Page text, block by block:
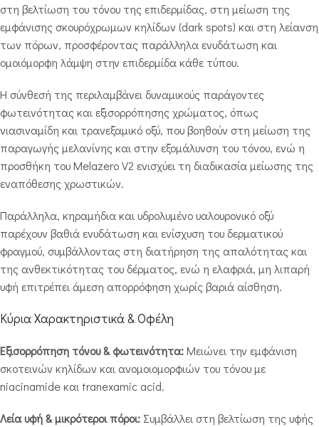
στη βελτίωση του τόνου της επιδερμίδας, στη μείωση της
εμφάνισης σκουρόχρωμων κηλίδων (dark spots) και στη λείανση
των πόρων, προσφέροντας παράλληλα ενυδάτωση και
ομοιόμορφη λάμψη στην επιδερμίδα κάθε τύπου.
Η σύνθεσή της περιλαμβάνει δυναμικούς παράγοντες
φωτεινότητας και εξισορρόπησης χρώματος, όπως
νιασιναμίδη και τρανεξαμικό οξύ, που βοηθούν στη μείωση της
παραγωγής μελανίνης και στην εξομάλυνση του τόνου, ενώ η
προσθήκη του Melazero V2 ενισχύει τη διαδικασία μείωσης της
εναπόθεσης χρωστικών.
Παράλληλα, κηραμήδια και υδρολυμένο υαλουρονικό οξύ
παρέχουν βαθιά ενυδάτωση και ενίσχυση του δερματικού
φραγμού, συμβάλλοντας στη διατήρηση της απαλότητας και
της ανθεκτικότητας του δέρματος, ενώ η ελαφριά, μη λιπαρή
υφή επιτρέπει άμεση απορρόφηση χωρίς βαριά αίσθηση.
Κύρια Χαρακτηριστικά & Οφέλη
Εξισορρόπηση τόνου & φωτεινότητα:Μειώνει την εμφάνιση
σκοτεινών κηλίδων και ανομοιομορφιών του τόνου με
niacinamide και tranexamic acid.
Λεία υφή & μικρότεροι πόροι: Συμβάλλει στη βελτίωση της υφής